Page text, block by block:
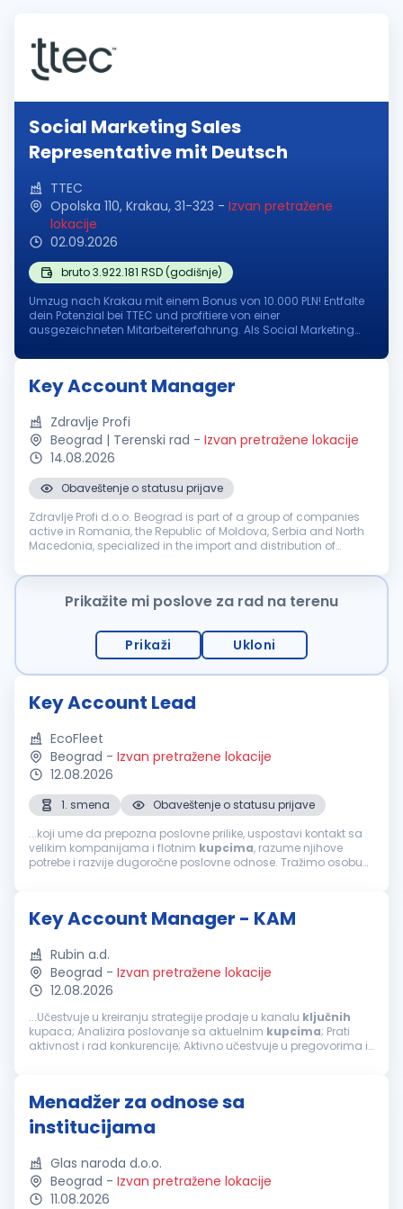
Social Marketing Sales
Representative mit Deutsch
TTEC
Opolska 110, Krakau, 31-323 - Izvan pretražene
lokacije
02.09.2026
bruto 3.922.181 RSD (godišnje)
Umzug nach Krakau mit einem Bonus von 10.000 PLN! Entfalte
dein Potenzial bei TTEC und profitiere von einer
ausgezeichneten Mitarbeitererfahrung. Als Social Marketing
Polen, trägst du dazu be...
Key Account Manager
Zdravlje Profi
Beograd | Terenski rad - Izvan pretražene lokacije
14.08.2026
Obaveštenje o statusu prijave
Zdravlje Profi d.o.o. Beograd is part of a group of companies
active in Romania, the Republic of Moldova, Serbia and North
Macedonia, specialized in the import and distribution of
looki...
Prikažite mi poslove za rad na terenu
Prikaži Ukloni
Key Account Lead
EcoFleet
Beograd - Izvan pretražene lokacije
12.08.2026
1. smena
Obaveštenje o statusu prijave
...koji ume da prepozna poslovne prilike, uspostavi kontakt sa
velikim kompanijama i flotnim kupcima, razume njihove
potrebe i razvije dugoročne poslovne odnose. Tražimo osobu
Key Account Manager - KAM
Rubin a.d.
Beograd - Izvan pretražene lokacije
12.08.2026
...Učestvuje u kreiranju strategije prodaje u kanalu ključnih
kupaca; Analizira poslovanje sa aktuelnim kupcima; Prati
aktivnost i rad konkurencije; Aktivno učestvuje u pregovorima ili
Menadžer za odnose sa
institucijama
Glas naroda d.o.o.
Beograd - Izvan pretražene lokacije
11.08.2026